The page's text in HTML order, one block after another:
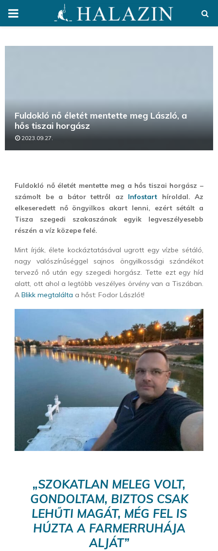
PRIMARY
Fuldokló nő életét mentette meg László, a
hős tiszai horgász
2023.09.27.
Fuldokló nő életét mentette meg a hős tiszai horgász –
számolt be a bátor tettről az Infostart híroldal. Az
elkeseredett nő öngyilkos akart lenni, ezért sétált a
Tisza szegedi szakaszának egyik legveszélyesebb
részén a víz közepe felé.
Mint írják, élete kockáztatásával ugrott egy vízbe sétáló,
nagy valószínűséggel sajnos öngyilkossági szándékot
tervező nő után egy szegedi horgász. Tette ezt egy híd
alatt, ott ahol a legtöbb veszélyes örvény van a Tiszában.
A Blikk megtalálta a hőst: Fodor Lászlót!
„SZOKATLAN MELEG VOLT,
GONDOLTAM, BIZTOS CSAK
LEHŰTI MAGÁT, MÉG FEL IS
HÚZTA A FARMERRUHÁJA
ALJÁT”